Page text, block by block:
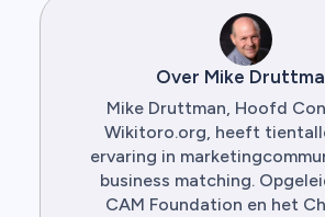
Over Mike
Mike Druttman, Hoofd
Wikitoro.org, heeft
ervaring in
business matching.
CAM Foundation en het